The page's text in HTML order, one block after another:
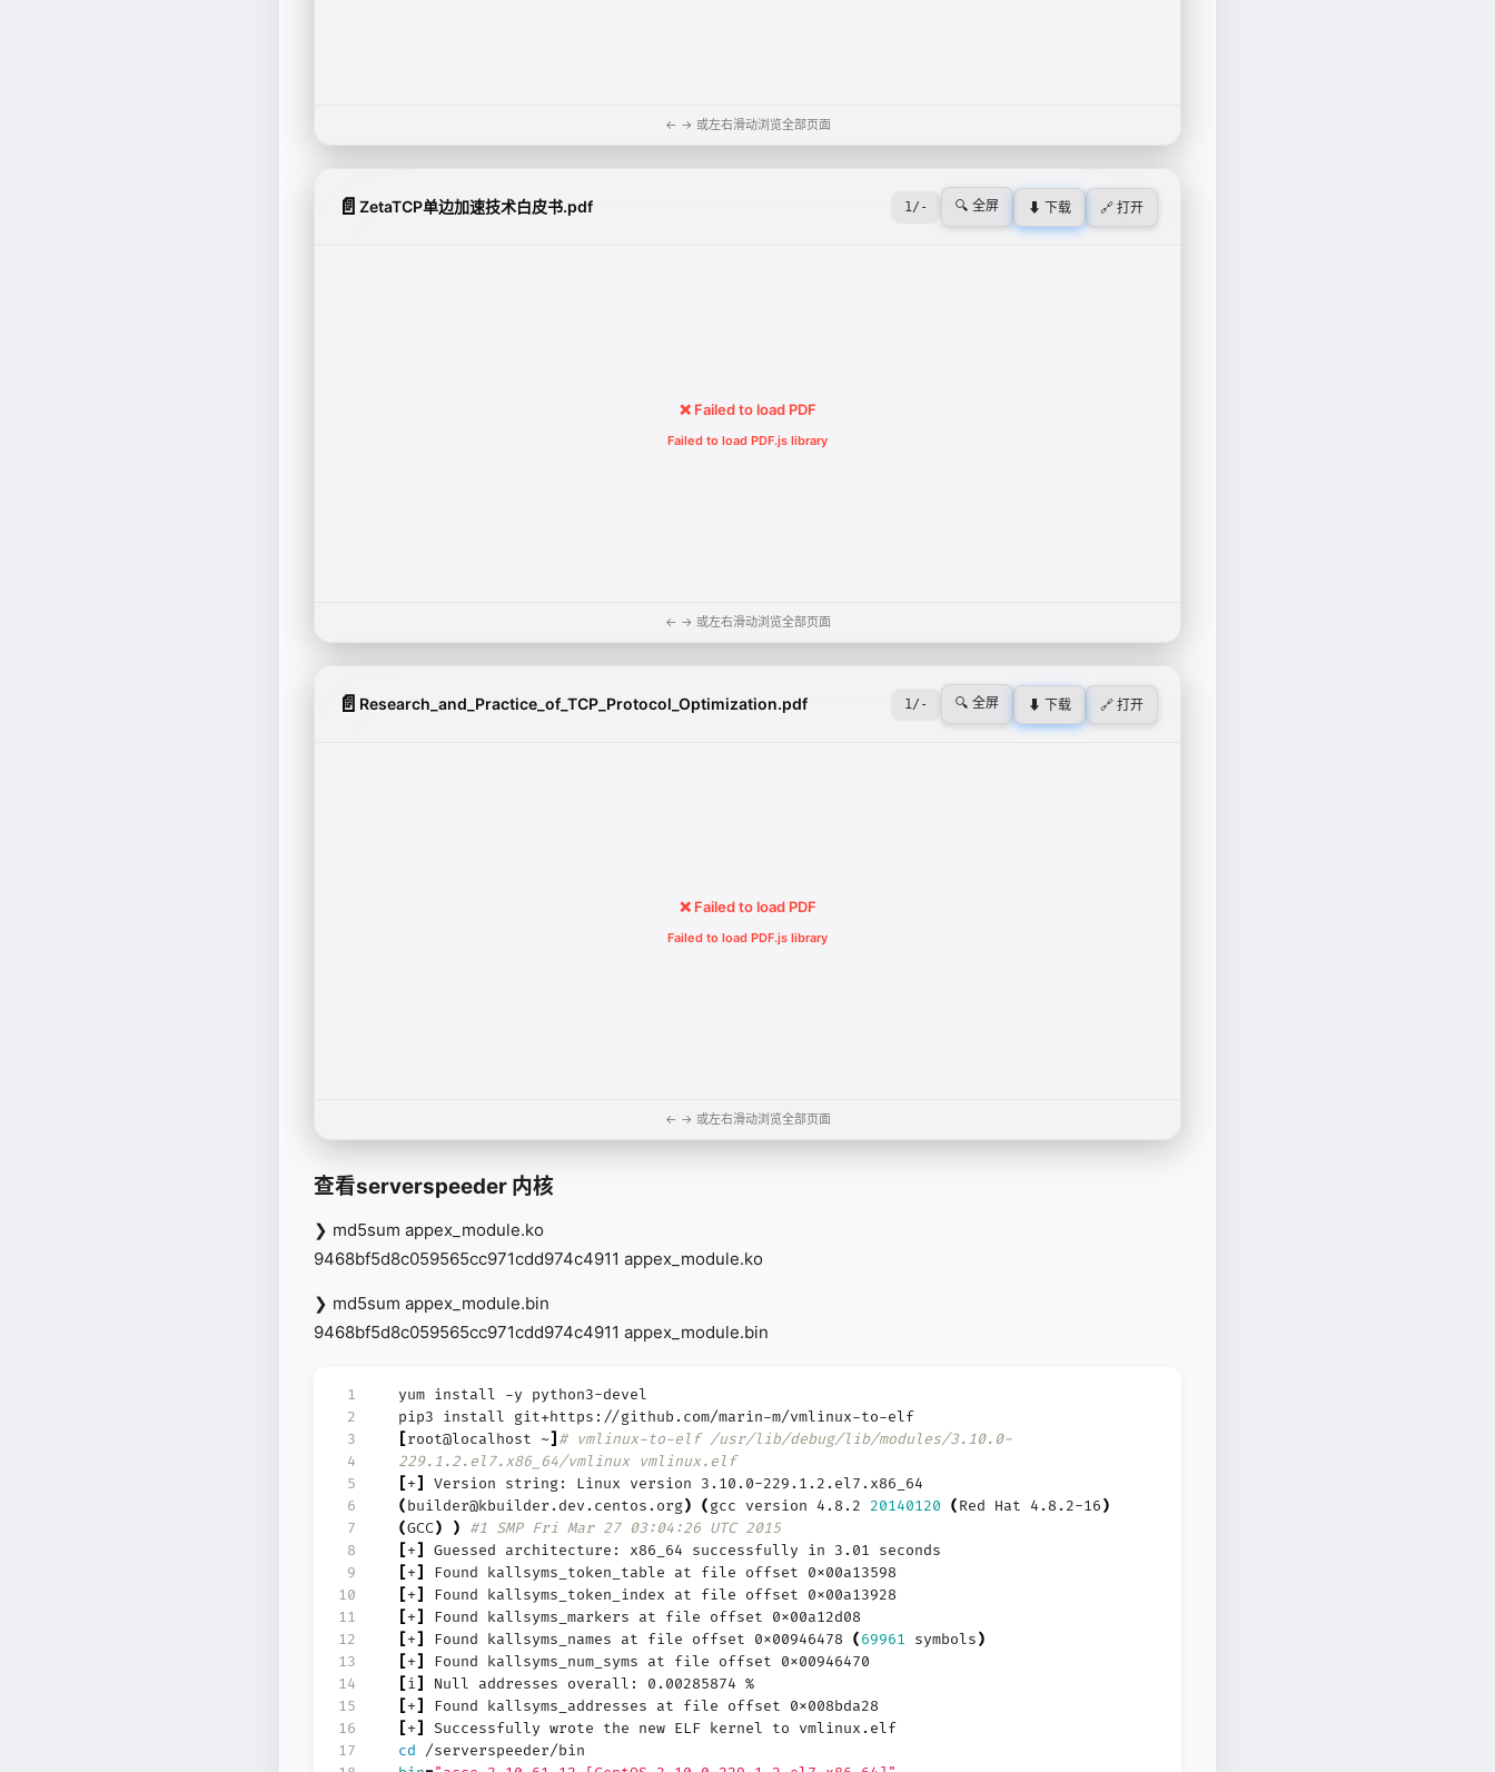
← → 或左右滑动浏览全部页面
📄 ZetaTCP单边加速技术白皮书.pdf 1 / - 🔍 全屏 ⬇ 下载 🔗 打开
❌ Failed to load PDF
Failed to load PDF.js library
← → 或左右滑动浏览全部页面
📄 Research_and_Practice_of_TCP_Protocol_Optimization.pdf 1 / - 🔍 全屏 ⬇ 下载 🔗 打开
❌ Failed to load PDF
Failed to load PDF.js library
← → 或左右滑动浏览全部页面
查看serverspeeder 内核
❯ md5sum appex_module.ko
9468bf5d8c059565cc971cdd974c4911 appex_module.ko
❯ md5sum appex_module.bin
9468bf5d8c059565cc971cdd974c4911 appex_module.bin
1
2
3
4
5
6
7
8
9
10
11
12
13
14
15
16
17
yum install -y python3-devel
pip3 install git+https://github.com/marin-m/vmlinux-to-elf
[root@localhost ~] # vmlinux-to-elf /usr/lib/debug/lib/modules/3.10.0-
229.1.2.el7.x86_64/vmlinux vmlinux.elf
[+]
Version string: Linux version 3.10.0-229.1.2.el7.x86_64
(builder@kbuilder.dev.centos.org) (gcc version 4.8.2 20140120 (Red Hat 4.8.2-16)
(GCC) )
#1 SMP Fri Mar 27 03:04:26 UTC 2015
[+]
Guessed architecture: x86_64 successfully in 3.01 seconds
[+]
Found kallsyms_token_table at file offset 0x00a13598
[+]
Found kallsyms_token_index at file offset 0x00a13928
[+]
Found kallsyms_markers at file offset 0x00a12d08
[+] Found kallsyms_names at file offset 0x00946478 (69961 symbols)
[+]
Found kallsyms_num_syms at file offset 0x00946470
[i]
Null addresses overall: 0.00285874 %
[+]
Found kallsyms_addresses at file offset 0x008bda28
[+]
Successfully wrote the new ELF kernel to vmlinux.elf
cd /serverspeeder/bin